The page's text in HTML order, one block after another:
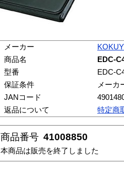
メーカー
商品名
EDC-
型番
EDC-
保証条件
メーカ
JANコード
返品について
特定商
商品番号 41008850
本商品は販売を終了しました